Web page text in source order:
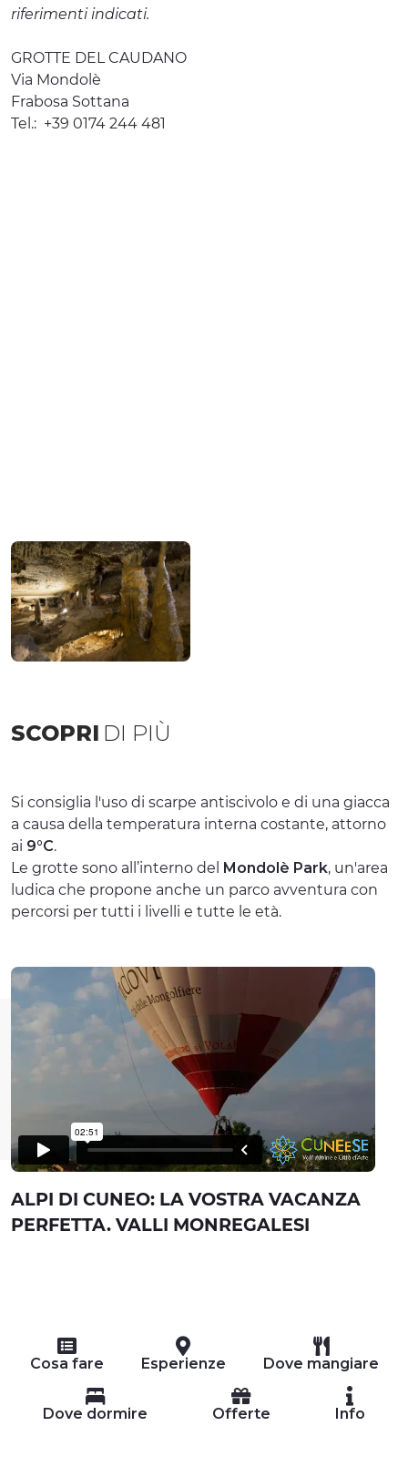
riferimenti indicati.
GROTTE DEL CAUDANO
Via Mondolè
Frabosa Sottana
Tel.: +39 0174 244 481
SCOPRI DI PIÙ
Si consiglia l'uso di scarpe antiscivolo e di una giacca
a causa della temperatura interna costante, attorno
ai 9°C.
Le grotte sono all’interno del Mondolè Park, un'area
ludica che propone anche un parco avventura con
percorsi per tutti i livelli e tutte le età.
ALPI DI CUNEO: LA VOSTRA VACANZA
PERFETTA. VALLI MONREGALESI
Cosa fare Esperienze Dove mangiare
Dove dormire Offerte Info